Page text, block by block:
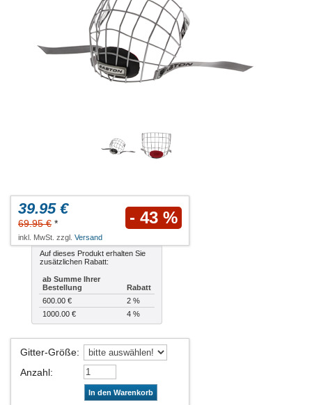
39.95 €
69.95 € * - 43 %
inkl. MwSt. zzgl. Versand
Auf dieses Produkt erhalten Sie
zusätzlichen Rabatt:
ab Summe Ihrer
Bestellung
Rabatt
600.00 €
2 %
1000.00 €
4 %
Gitter-Größe:
Anzahl:
In den Warenkorb